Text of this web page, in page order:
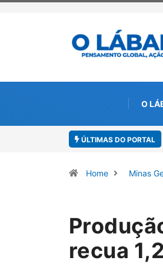
O
ÚLTIMAS DO PORTAL
de Redação e Desenho até o dia 14 de
Home Minas
recua